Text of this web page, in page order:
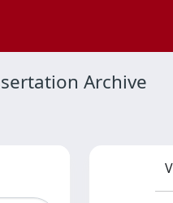
Archive